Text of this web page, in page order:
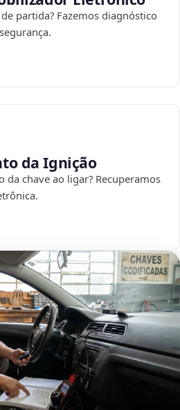
partida? Fazemos diagnóstico
da Ignição
da chave ao ligar? Recuperamos